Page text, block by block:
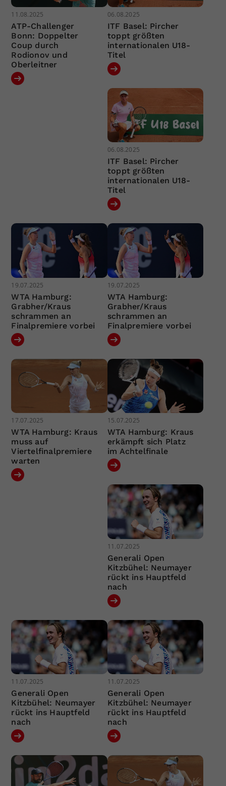
11.08.2025
ATP-Challenger
Bonn: Doppelter
Coup durch
Rodionov und
Oberleitner
06.08.2025
ITF Basel: Pircher
toppt größten
internationalen U18-
Titel
06.08.2025
ITF Basel: Pircher
toppt größten
internationalen U18-
Titel
19.07.2025
WTA Hamburg:
Grabher/Kraus
schrammen an
Finalpremiere vorbei
19.07.2025
WTA Hamburg:
Grabher/Kraus
schrammen an
Finalpremiere vorbei
17.07.2025
WTA Hamburg: Kraus
muss auf
Viertelfinalpremiere
warten
15.07.2025
WTA Hamburg: Kraus
erkämpft sich Platz
im Achtelfinale
11.07.2025
Generali Open
Kitzbühel: Neumayer
rückt ins Hauptfeld
nach
11.07.2025
Generali Open
Kitzbühel: Neumayer
rückt ins Hauptfeld
nach
11.07.2025
Generali Open
Kitzbühel: Neumayer
rückt ins Hauptfeld
nach